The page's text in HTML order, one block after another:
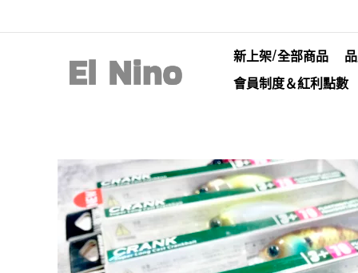
新上架/全部商品
會員制度＆紅利點數